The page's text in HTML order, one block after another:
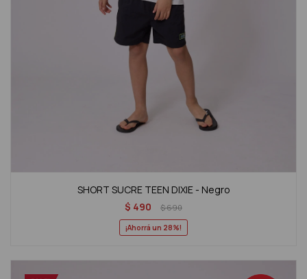
SHORT SUCRE TEEN DIXIE - Negro
$ 490 $690
28